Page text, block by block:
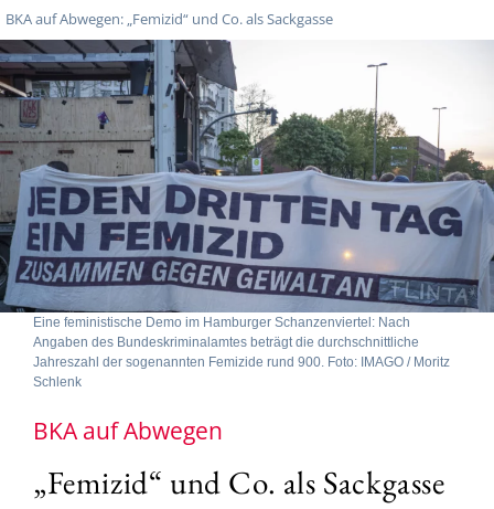
BKA auf Abwegen: „Femizid“ und Co. als Sackgasse
Eine feministische Demo im Hamburger Schanzenviertel: Nach
Angaben des Bundeskriminalamtes beträgt die durchschnittliche
Jahreszahl der sogenannten Femizide rund 900. Foto: IMAGO / Moritz
Schlenk
BKA auf Abwegen
„Femizid“ und Co. als Sackgasse